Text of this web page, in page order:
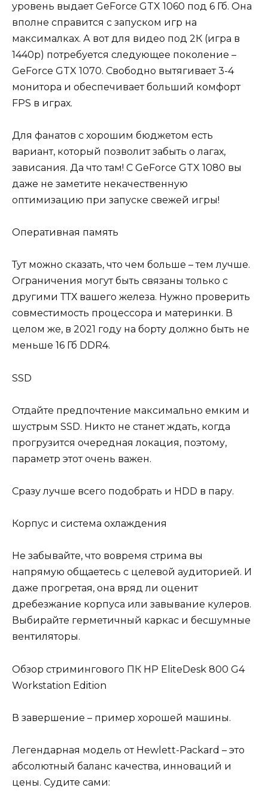
уровень выдает GeForce GTX 1060 под 6 Гб. Она
вполне справится с запуском игр на
максималках. А вот для видео под 2К (игра в
1440р) потребуется следующее поколение –
GeForce GTX 1070. Свободно вытягивает 3-4
монитора и обеспечивает больший комфорт
FPS в играх.
Для фанатов с хорошим бюджетом есть
вариант, который позволит забыть о лагах,
зависания. Да что там! С GeForce GTX 1080 вы
даже не заметите некачественную
оптимизацию при запуске свежей игры!
Оперативная память
Тут можно сказать, что чем больше – тем лучше.
Ограничения могут быть связаны только с
другими ТТХ вашего железа. Нужно проверить
совместимость процессора и материнки. В
целом же, в 2021 году на борту должно быть не
меньше 16 Гб DDR4.
SSD
Отдайте предпочтение максимально емким и
шустрым SSD. Никто не станет ждать, когда
прогрузится очередная локация, поэтому,
параметр этот очень важен.
Сразу лучше всего подобрать и НDD в пару.
Корпус и система охлаждения
Не забывайте, что вовремя стрима вы
напрямую общаетесь с целевой аудиторией. И
даже прогретая, она вряд ли оценит
дребезжание корпуса или завывание кулеров.
Выбирайте герметичный каркас и бесшумные
вентиляторы.
Обзор стримингового ПК HP EliteDesk 800 G4
Workstation Edition
В завершение – пример хорошей машины.
Легендарная модель от Hewlett-Packard – это
абсолютный баланс качества, инноваций и
цены. Судите сами: